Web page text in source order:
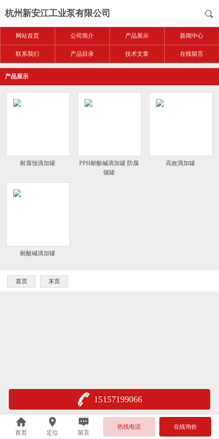
杭州新安江工业泵有限公司
网站首页 公司简介 产品展示 新闻中心
联系我们 产品目录 技术文章 在线留言
产品展示
耐腐蚀滴加罐
PPH耐酸碱滴加罐 防腐
储罐
高效滴加罐
耐酸碱滴加罐
首页 末页
15157199066
首页 定位 留言
热线电话 在线询价